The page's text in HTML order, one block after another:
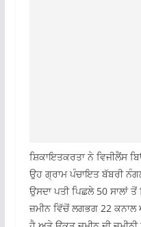
ਸ਼ਿਕਾਇਤਕਰਤਾ ਨੇ ਵਿਜੀਲੈਂਸ
ਉਹ ਗ੍ਰਾਮ ਪੰਚਾਇਤ ਬੱਬਰੀ
ਉਸਦਾ ਪਤੀ ਪਿਛਲੇ 50 ਸਾਲਾਂ
ਜ਼ਮੀਨ ਵਿੱਚੋਂ ਲਗਭਗ 22 ਕਨਾਲ